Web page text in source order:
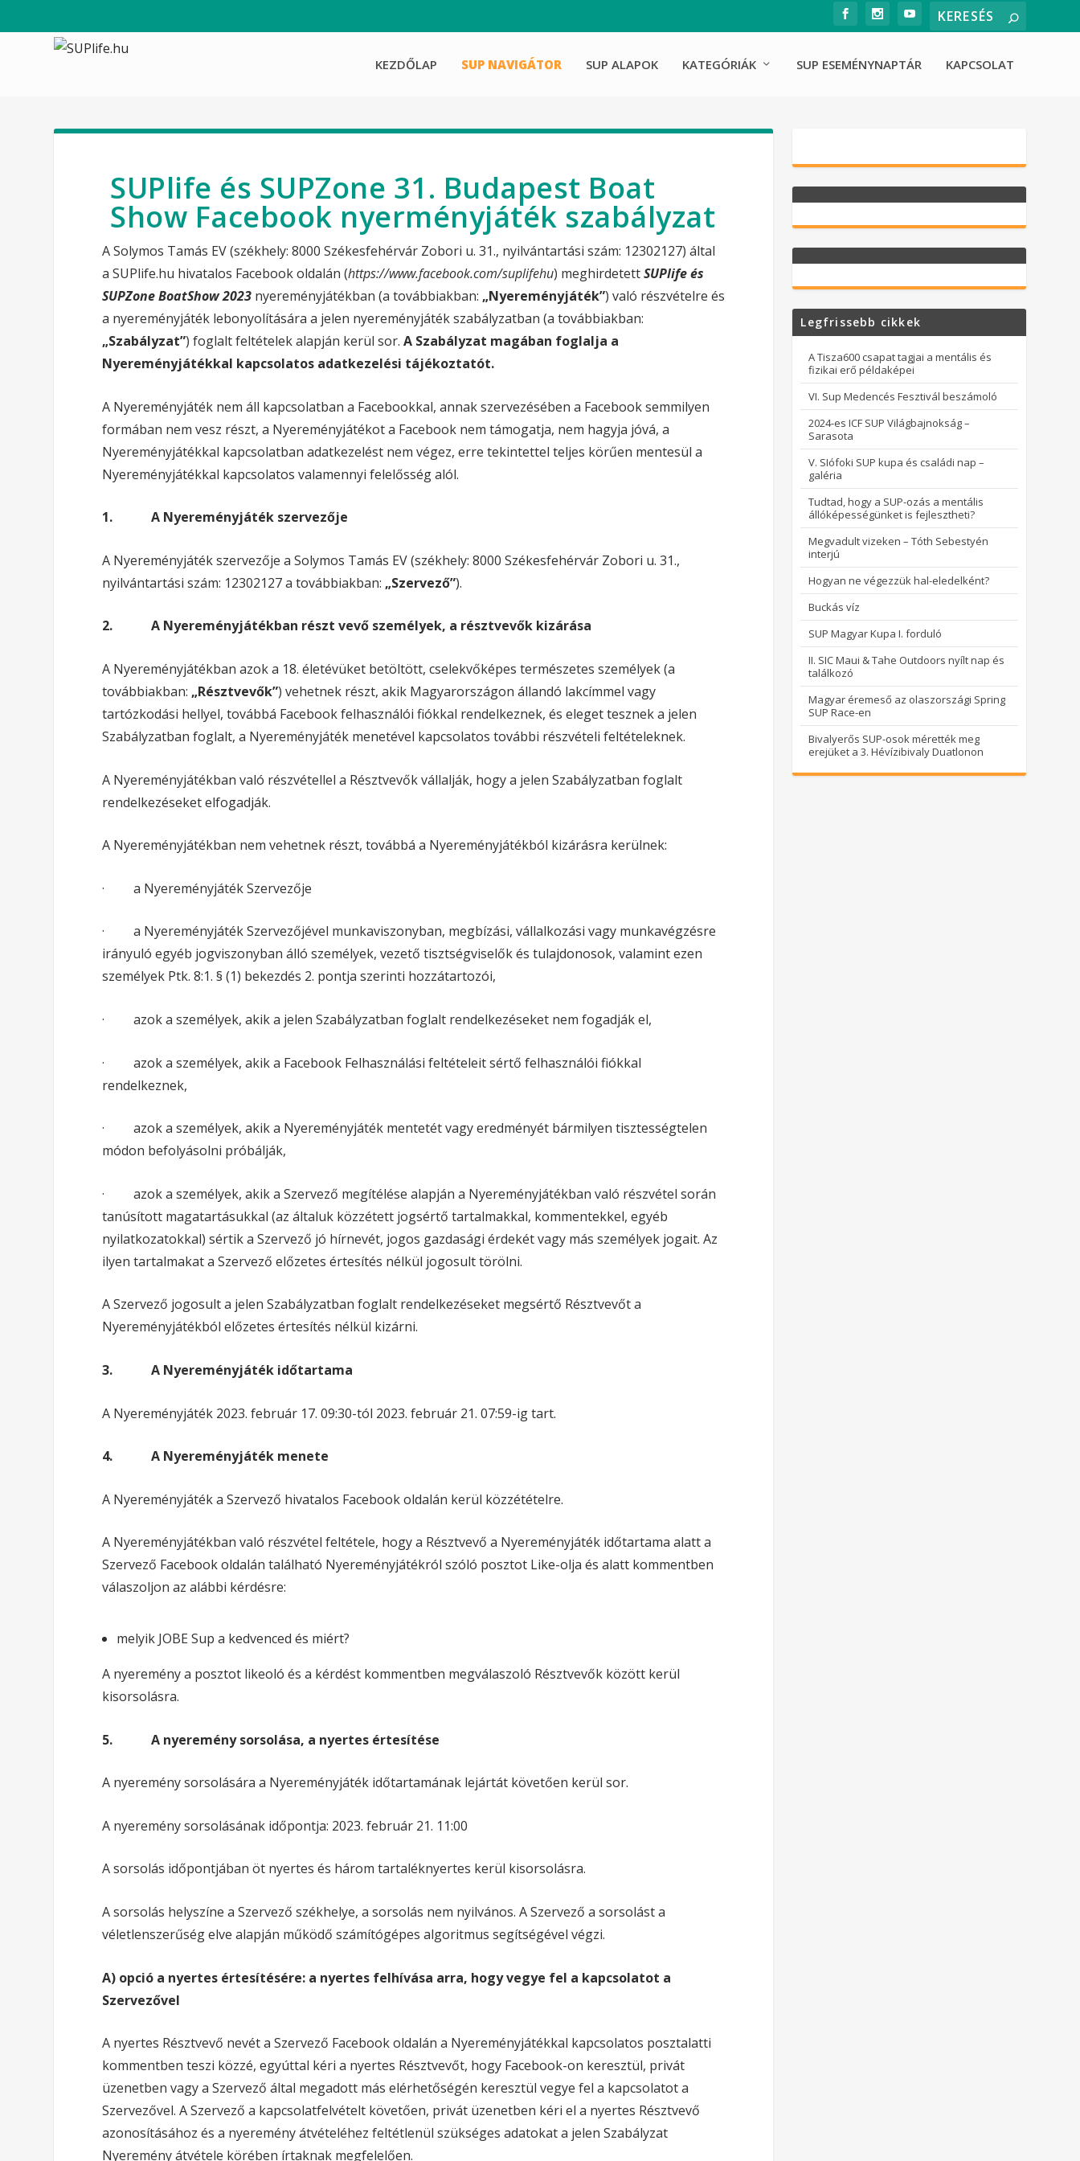
KEZDŐLAP SUP NAVIGÁTOR SUP ALAPOK KATEGÓRIÁK SUP ESEMÉNYNAPTÁR KAPCSOLAT
SUPlife és SUPZone 31. Budapest Boat
Show Facebook nyerményjáték szabályzat
A Solymos Tamás EV (székhely: 8000 Székesfehérvár Zobori u. 31., nyilvántartási szám: 12302127) által
a SUPlife.hu hivatalos Facebook oldalán (https://www.facebook.com/suplifehu) meghirdetettSUPlife és
SUPZone BoatShow 2023 nyereményjátékban (a továbbiakban: „Nyereményjáték”) való részvételre és
a nyereményjáték lebonyolítására a jelen nyereményjáték szabályzatban (a továbbiakban:
„Szabályzat”) foglalt feltételek alapján kerül sor.A Szabályzat magában foglalja a
Nyereményjátékkal kapcsolatos adatkezelési tájékoztatót.
A Nyereményjáték nem áll kapcsolatban a Facebookkal, annak szervezésében a Facebook semmilyen
formában nem vesz részt, a Nyereményjátékot a Facebook nem támogatja, nem hagyja jóvá, a
Nyereményjátékkal kapcsolatban adatkezelést nem végez, erre tekintettel teljes körűen mentesül a
Nyereményjátékkal kapcsolatos valamennyi felelősség alól.
1. A Nyereményjáték szervezője
A Nyereményjáték szervezője a Solymos Tamás EV (székhely: 8000 Székesfehérvár Zobori u. 31.,
nyilvántartási szám: 12302127 a továbbiakban: „Szervező”).
2. A Nyereményjátékban részt vevő személyek, a résztvevők kizárása
A Nyereményjátékban azok a 18. életévüket betöltött, cselekvőképes természetes személyek (a
továbbiakban: „Résztvevők”) vehetnek részt, akik Magyarországon állandó lakcímmel vagy
tartózkodási hellyel, továbbá Facebook felhasználói fiókkal rendelkeznek, és eleget tesznek a jelen
Szabályzatban foglalt, a Nyereményjáték menetével kapcsolatos további részvételi feltételeknek.
A Nyereményjátékban való részvétellel a Résztvevők vállalják, hogy a jelen Szabályzatban foglalt
rendelkezéseket elfogadják.
A Nyereményjátékban nem vehetnek részt, továbbá a Nyereményjátékból kizárásra kerülnek:
· a Nyereményjáték Szervezője
· a Nyereményjáték Szervezőjével munkaviszonyban, megbízási, vállalkozási vagy munkavégzésre
irányuló egyéb jogviszonyban álló személyek, vezető tisztségviselők és tulajdonosok, valamint ezen
személyek Ptk. 8:1. § (1) bekezdés 2. pontja szerinti hozzátartozói,
· azok a személyek, akik a jelen Szabályzatban foglalt rendelkezéseket nem fogadják el,
· azok a személyek, akik a Facebook Felhasználási feltételeit sértő felhasználói fiókkal
rendelkeznek,
· azok a személyek, akik a Nyereményjáték mentetét vagy eredményét bármilyen tisztességtelen
módon befolyásolni próbálják,
· azok a személyek, akik a Szervező megítélése alapján a Nyereményjátékban való részvétel során
tanúsított magatartásukkal (az általuk közzétett jogsértő tartalmakkal, kommentekkel, egyéb
nyilatkozatokkal) sértik a Szervező jó hírnevét, jogos gazdasági érdekét vagy más személyek jogait. Az
ilyen tartalmakat a Szervező előzetes értesítés nélkül jogosult törölni.
A Szervező jogosult a jelen Szabályzatban foglalt rendelkezéseket megsértő Résztvevőt a
Nyereményjátékból előzetes értesítés nélkül kizárni.
3. A Nyereményjáték időtartama
A Nyereményjáték 2023. február 17. 09:30-tól 2023. február 21. 07:59-ig tart.
4. A Nyereményjáték menete
A Nyereményjáték a Szervező hivatalos Facebook oldalán kerül közzétételre.
A Nyereményjátékban való részvétel feltétele, hogy a Résztvevő a Nyereményjáték időtartama alatt a
Szervező Facebook oldalán található Nyereményjátékról szóló posztot Like-olja és alatt kommentben
válaszoljon az alábbi kérdésre:
melyik JOBE Sup a kedvenced és miért?
A nyeremény a posztot likeoló és a kérdést kommentben megválaszoló Résztvevők között kerül
kisorsolásra.
5. A nyeremény sorsolása, a nyertes értesítése
A nyeremény sorsolására a Nyereményjáték időtartamának lejártát követően kerül sor.
A nyeremény sorsolásának időpontja: 2023. február 21. 11:00
A sorsolás időpontjában öt nyertes és három tartaléknyertes kerül kisorsolásra.
A sorsolás helyszíne a Szervező székhelye, a sorsolás nem nyilvános. A Szervező a sorsolást a
véletlenszerűség elve alapján működő számítógépes algoritmus segítségével végzi.
A) opció a nyertes értesítésére: a nyertes felhívása arra, hogy vegye fel a kapcsolatot a
Szervezővel
A nyertes Résztvevő nevét a Szervező Facebook oldalán a Nyereményjátékkal kapcsolatos posztalatti
kommentben teszi közzé, egyúttal kéri a nyertes Résztvevőt, hogy Facebook-on keresztül, privát
üzenetben vagy a Szervező által megadott más elérhetőségén keresztül vegye fel a kapcsolatot a
Szervezővel. A Szervező a kapcsolatfelvételt követően, privát üzenetben kéri el a nyertes Résztvevő
azonosításához és a nyeremény átvételéhez feltétlenül szükséges adatokat a jelen Szabályzat
Nyeremény átvétele körében írtaknak megfelelően.
Legfrissebb cikkek
A Tisza600 csapat tagjai a mentális és
fizikai erő példaképei
VI. Sup Medencés Fesztivál beszámoló
2024-es ICF SUP Világbajnokság –
Sarasota
V. SIófoki SUP kupa és családi nap –
galéria
Tudtad, hogy a SUP-ozás a mentális
állóképességünket is fejlesztheti?
Megvadult vizeken – Tóth Sebestyén
interjú
Hogyan ne végezzük hal-eledelként?
Buckás víz
SUP Magyar Kupa I. forduló
II. SIC Maui & Tahe Outdoors nyílt nap és
találkozó
Magyar éremeső az olaszországi Spring
SUP Race-en
Bivalyerős SUP-osok mérették meg
erejüket a 3. Hévízibivaly Duatlonon